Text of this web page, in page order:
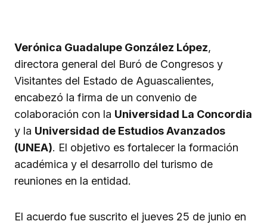
Verónica Guadalupe González López,
directora general del Buró de Congresos y
Visitantes del Estado de Aguascalientes,
encabezó la firma de un convenio de
colaboración con la Universidad La Concordia
y la Universidad de Estudios Avanzados
(UNEA). El objetivo es fortalecer la formación
académica y el desarrollo del turismo de
reuniones en la entidad.
El acuerdo fue suscrito el jueves 25 de junio en